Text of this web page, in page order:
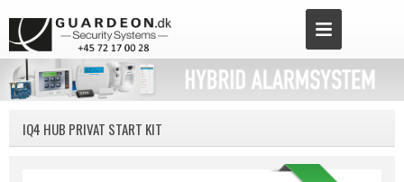
IQ4 HUB PRIVAT START KIT